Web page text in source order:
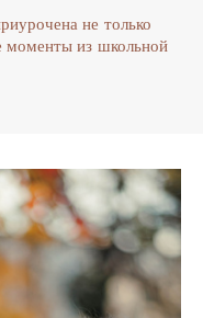
не только
моменты из школьной